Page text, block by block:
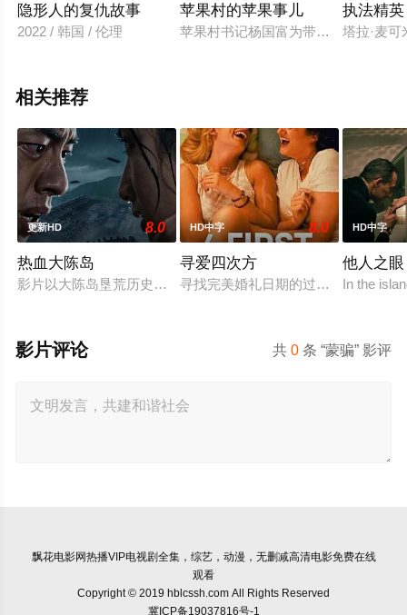
隐形人的复仇故事
2022 / 韩国 / 伦理
苹果村的苹果事儿
苹果村书记杨国富为带领村民致富，
执法精英
塔拉·麦
相关推荐
更新HD 8.0
热血大陈岛
影片以大陈岛垦荒历史为创作底色，在尊重历史真实性的前提
HD中字 8.0
寻爱四次方
寻找完美婚礼日期的过程，扎拉经
HD中字
他人之眼
In the
共0 条 “蒙骗” 影评
影片评论
飘花电影网热播VIP电视剧全集，综艺，动漫，无删减高清电影免费在线
观看
Copyright © 2019 hblcssh.com All Rights Reserved
冀ICP备19037816号-1